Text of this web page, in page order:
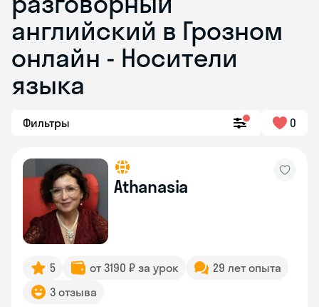
английский в Грозном
онлайн - Носители
языка
Фильтры 0
Athanasia
5 от 3190 ₽ за урок
29 лет опыта
3 отзыва
Skyeng Chat